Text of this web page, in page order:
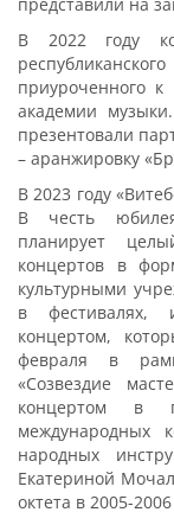
В 2022 году
приуроченного к
академии
презентовали
– аранжировку
В 2023 году
В честь
планирует
концертов в
культурными
в фестивалях,
концертом,
февраля в
«Созвездие
концертом в
международных
народных
Екатериной
октета в 2005-2006